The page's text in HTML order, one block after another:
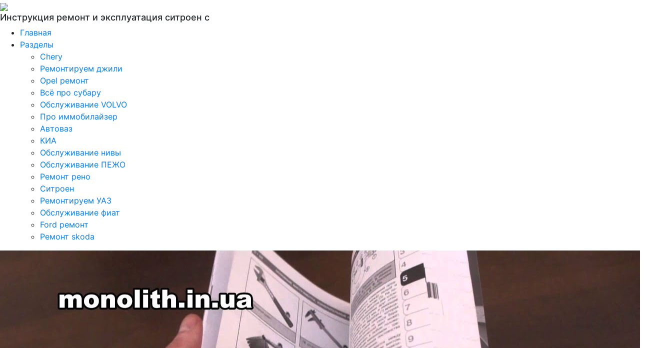
Инструкция ремонт и эксплуатация ситроен с
Главная
Разделы
Chery
Ремонтируем джили
Opel ремонт
Всё про субару
Обслуживание VOLVO
Про иммобилайзер
Автоваз
КИА
Обслуживание нивы
Обслуживание ПЕЖО
Ремонт рено
Ситроен
Ремонтируем УАЗ
Обслуживание фиат
Ford ремонт
Ремонт skoda